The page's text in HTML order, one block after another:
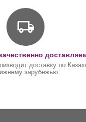
доставку по
зарубежью